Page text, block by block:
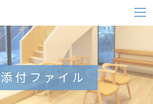
添付ファイル